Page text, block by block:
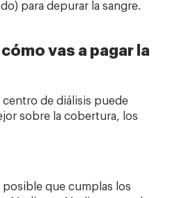
para depurar la sangre.
vas a pagar la
centro de diálisis puede
sobre la cobertura, los
posible que cumplas los